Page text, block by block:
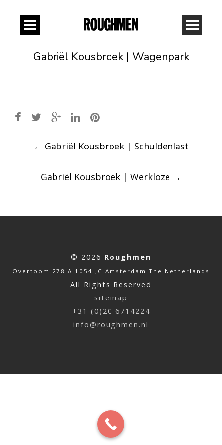
Gabriël Kousbroek | Wagenpark
Post
← Gabriël Kousbroek | Schuldenlast
Gabriël Kousbroek | Werkloze →
© 2026 Roughmen
Overtoom 278 A 1054 JC Amsterdam The Netherlands
All Rights Reserved
sitemap
+31 (0)20 6714224
info@roughmen.nl